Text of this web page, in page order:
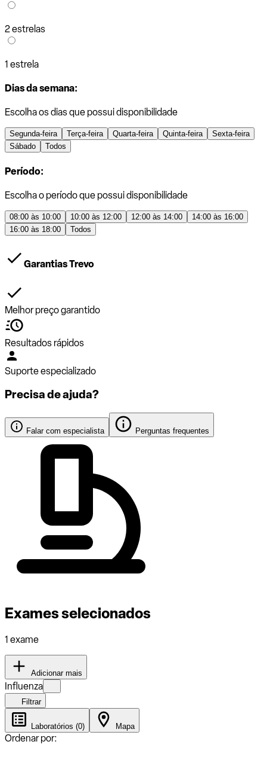
2 estrelas
1 estrela
Dias da semana:
Escolha os dias que possui disponibilidade
Segunda-feira Terça-feira Quarta-feira Quinta-feira
Sexta-feira
Sábado
Todos
Período:
Escolha o período que possui disponibilidade
08:00 às 10:00 10:00 às 12:00 12:00 às 14:00
14:00 às 16:00
16:00 às 18:00
Todos
Garantias Trevo
Melhor preço garantido
Resultados rápidos
Suporte especializado
Precisa de ajuda?
Falar com especialista Perguntas frequentes
Exames selecionados
1 exame
Adicionar mais
Influenza
Filtrar
Laboratórios (0) Mapa
Ordenar por: